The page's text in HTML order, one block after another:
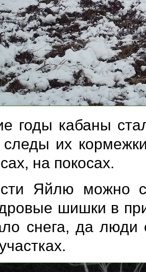
годы кабаны
следы их
на покосах.
Яйлю можно
шишки в
снега, да